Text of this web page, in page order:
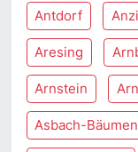
Antdorf
Aresing
Arnstein
Asbach-